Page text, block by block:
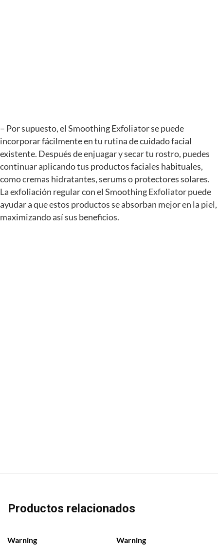
– Por supuesto, el Smoothing Exfoliator se puede
incorporar fácilmente en tu rutina de cuidado facial
existente. Después de enjuagar y secar tu rostro, puedes
continuar aplicando tus productos faciales habituales,
como cremas hidratantes, serums o protectores solares.
La exfoliación regular con el Smoothing Exfoliator puede
ayudar a que estos productos se absorban mejor en la piel,
maximizando así sus beneficios.
Productos relacionados
Warning
Warning